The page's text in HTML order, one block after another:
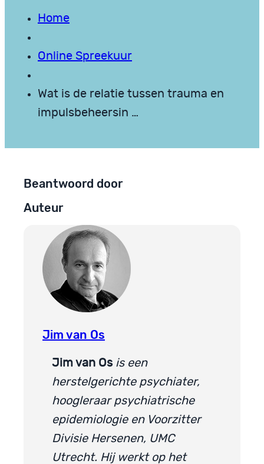
Home
Online Spreekuur
Wat is de relatie tussen trauma en
impulsbeheersin …
Beantwoord door
Auteur
Jim van Os
Jim van Os is een
herstelgerichte psychiater,
hoogleraar psychiatrische
epidemiologie en Voorzitter
Divisie Hersenen, UMC
Utrecht. Hij werkt op het